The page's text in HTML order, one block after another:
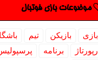
موضوعات بازی فوتبال
بازی بازیكن تیم
رپورتاژ
برنامه